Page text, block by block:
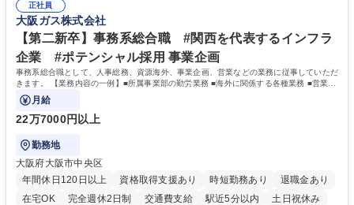
年休120日/デスクワーク中心で残業少なめ
整、資料作成、当日の運営サポート 学歴・資格 学歴：大学院 大学 語学
力： 資格：
正社員
大阪ガス株式会社
【第二新卒】事務系総合職 #関西を代表するインフラ
企業 #ポテンシャル採用 事業企画
事務系総合職として、人事総務、資源海外、事業企画、営業などの業務に従事していただ
きます。 【業務内容の一例】■所属事業部の勤労業務 ■海外に関係する各種業務 ■営業部
門の企画スタッフ、ルート営業
月給
22万7000円以上
勤務地
大阪府大阪市中央区
年間休日120日以上
資格取得支援あり 時短勤務あり
退職金あり
在宅OK
完全週休2日制 交通費支給 駅近5分以内
土日祝休み